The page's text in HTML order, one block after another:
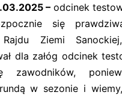
– odcinek
się
Ziemi
dla załóg odcinek
zawodników,
w sezonie i